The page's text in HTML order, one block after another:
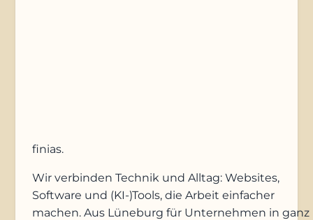
finias.
Wir verbinden Technik und Alltag: Websites,
Software und (KI-)Tools, die Arbeit einfacher
machen. Aus Lüneburg für Unternehmen in ganz